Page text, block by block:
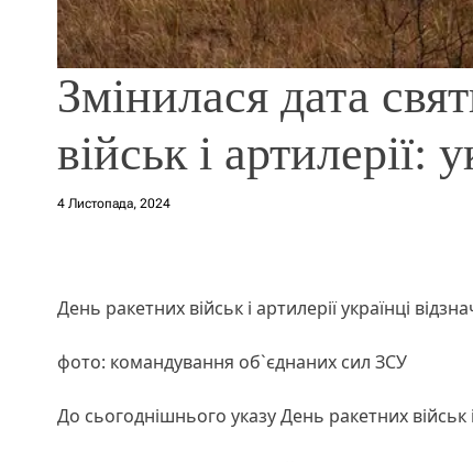
Змінилася дата
військ і артилерії:
4 Листопада, 2024
День ракетних військ і артилерії українці
фото: командування об`єднаних сил ЗСУ
До сьогоднішнього указу День ракетних військ